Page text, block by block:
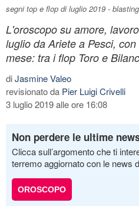
segni top e flop di luglio 2019 -
L'oroscopo su amore,
luglio da Ariete a Pesci,
mese: tra i flop Toro e
diJasmine Valeo
revisionato da Pier Luigi Crivelli
3 luglio 2019 alle ore 16:08
Non perdere le ultime
Clicca sull’argomento che ti
terremo aggiornato con le news
OROSCOPO